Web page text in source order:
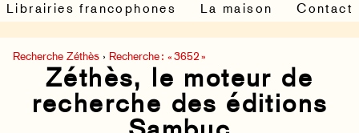
Librairies francophones
La maison Contact
Recherche Zéthès › Recherche : « 3652 »
Zéthès, le moteur de
recherche des éditions